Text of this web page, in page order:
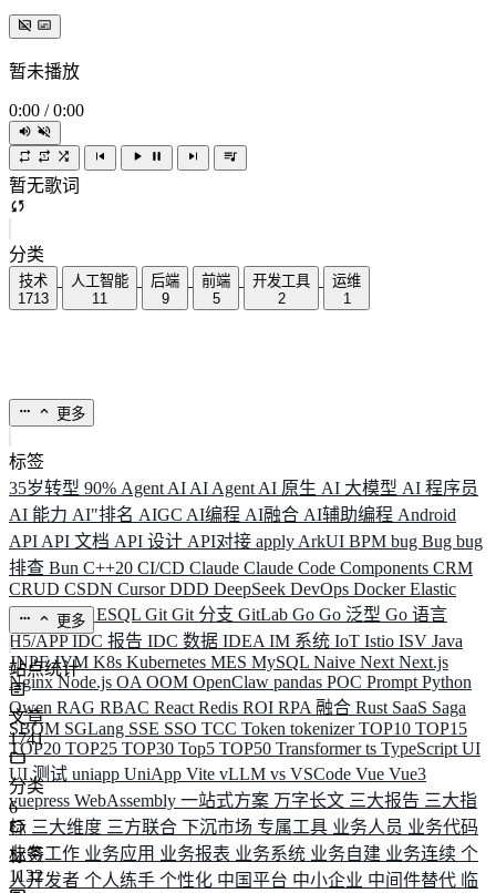
暂未播放
0:00 / 0:00
暂无歌词
分类
技术
1713
人工智能
11
后端
9
前端
5
开发工具
2
运维
1
更多
标签
35岁转型 90% Agent AI AI Agent AI 原生 AI 大模型 AI 程序员
AI 能力 AI"排名 AIGC AI编程 AI融合 AI辅助编程 Android
API API 文档 API 设计 API对接 apply ArkUI BPM bug Bug bug
排查 Bun C++20 CI/CD Claude Claude Code Components CRM
CRUD CSDN CursorDDD DeepSeek DevOps DockerElastic
ELK ElysiaESQL Git Git 分支 GitLab Go Go 泛型 Go 语言
H5/APPIDC 报告 IDC 数据 IDEA IM 系统 IoT Istio ISV Java
JNPFJVM K8s Kubernetes MES MySQL Naive Next Next.js
NginxNode.js OA OOM OpenClaw pandas POC Prompt Python
Qwen RAG RBAC React Redis ROI RPA 融合 Rust SaaS Saga
SBOM SGLang SSE SSO TCC Token tokenizerTOP10 TOP15
TOP20 TOP25 TOP30 Top5 TOP50 Transformerts TypeScript UI
UI 测试 uniapp UniApp Vite vLLM vs VSCode Vue Vue3
vuepress WebAssembly 一站式方案 万字长文 三大报告 三大指
标 三大维度 三方联合 下沉市场 专属工具 业务人员 业务代码
业务工作 业务应用 业务报表 业务系统 业务自建 业务连续 个
人开发者 个人练手 个性化 中国平台 中小企业 中间件替代 临
更多
站点统计
文章
1741
分类
6
标签
1132